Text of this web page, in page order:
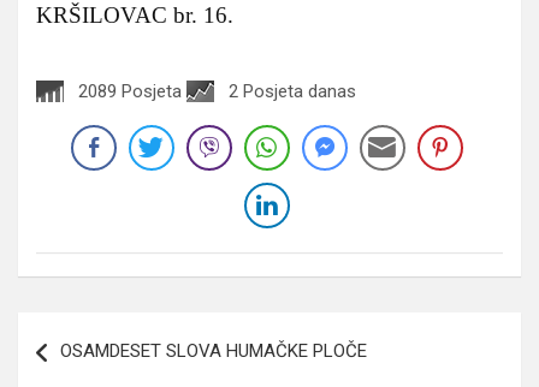
KRŠILOVAC br. 16.
2089 Posjeta 2 Posjeta danas
članaka
OSAMDESET SLOVA HUMAČKE PLOČE